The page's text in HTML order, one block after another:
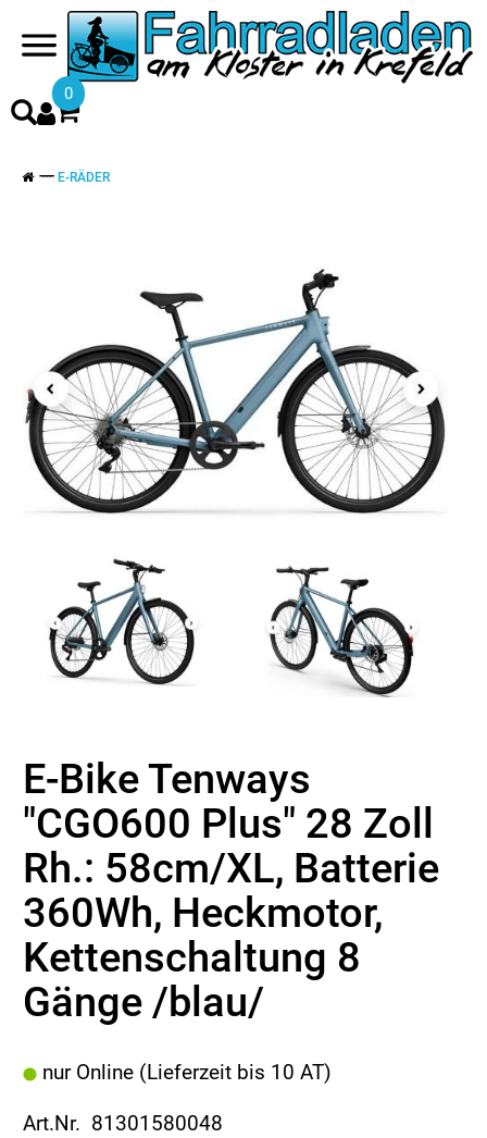
0
E-RÄDER
E-Bike Tenways
"CGO600 Plus" 28 Zoll
Rh.: 58cm/XL, Batterie
360Wh, Heckmotor,
Kettenschaltung 8
Gänge /blau/
nur Online (Lieferzeit bis 10 AT)
Art.Nr. 81301580048